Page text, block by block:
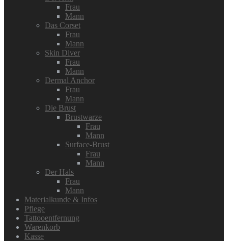
Frau
Mann
Das Corset
Frau
Mann
Skin Diver
Frau
Mann
Dermal Anchor
Frau
Mann
Die Brust
Brustwarze
Frau
Mann
Surface-Brust
Frau
Mann
Der Hals
Frau
Mann
Materialkunde & Infos
Pflege
Tattooentfernung
Warenkorb
Kasse